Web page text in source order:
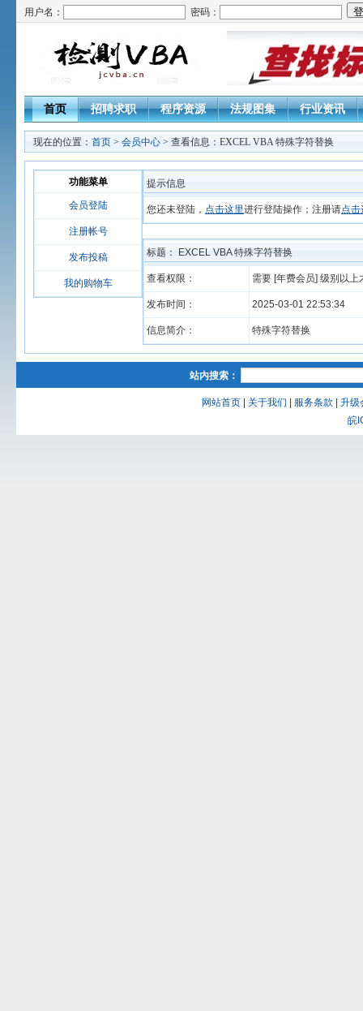
用户名： 密码：
首页 招聘求职 程序资源 法规图集 行业资讯
现在的位置： 首页 > 会员中心 > 查看信息：EXCEL VBA 特殊字符替换
功能菜单
会员登陆
注册帐号
发布投稿
我的购物车
提示信息
您还未登陆， 点击这里进行登陆操作；注册请点击
标题： EXCEL VBA 特殊字符替换
查看权限： 需要 [年费会员] 级别以上
发布时间： 2025-03-01 22:53:34
信息简介： 特殊字符替换
站内搜索：
网站首页| 关于我们 服务条款
升级
皖